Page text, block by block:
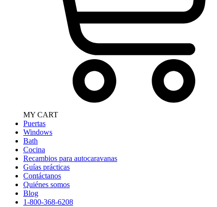
MY CART
Puertas
Windows
Bath
Cocina
Recambios para autocaravanas
Guías prácticas
Contáctanos
Quiénes somos
Blog
1-800-368-6208